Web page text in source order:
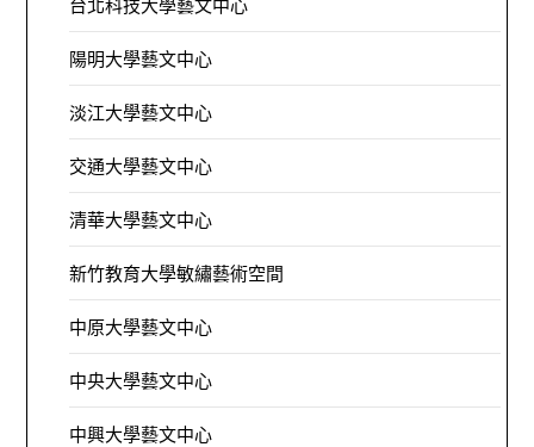
台北科技大學藝文中心
陽明大學藝文中心
淡江大學藝文中心
交通大學藝文中心
清華大學藝文中心
新竹教育大學敏繡藝術空間
中原大學藝文中心
中央大學藝文中心
中興大學藝文中心